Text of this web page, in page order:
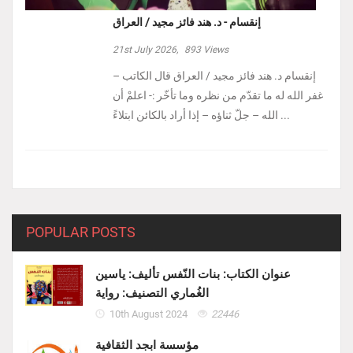
إنقسام - د. هند فائز مجيد / العراق
21st July 2026, 893Views
إنقسام د. هند فائز مجيد / العراق ‏قال الكاتب –
غفر الله له ما تقدّم من نظره وما تأخّر :- ‏اعلمْ أن
الله – جلّ ثناؤه – إذا أراد بالكائن ابتلاءً ...
POPULAR POSTS
عنوان الكتاب: بنات النّفس تأليف: ياسين
الغُماري التصنيف: رواية
10th August 2024 22446
مؤسسة ابجد الثقافية